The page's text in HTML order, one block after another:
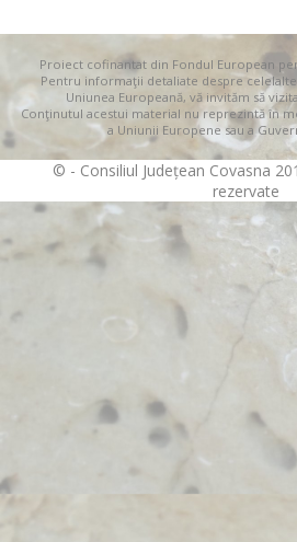
Proiect cofinantat din Fondul European
Pentru informaţii detaliate despre
Uniunea Europeană, vă invităm să
Conţinutul acestui material nu reprezintă în
a Uniunii Europene sau a
© - Consiliul Județean Covasna
rezervate